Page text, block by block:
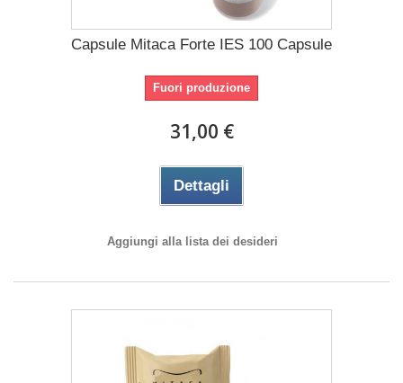
Capsule Mitaca Forte IES 100 Capsule
Fuori produzione
31,00 €
Dettagli
Aggiungi alla lista dei desideri